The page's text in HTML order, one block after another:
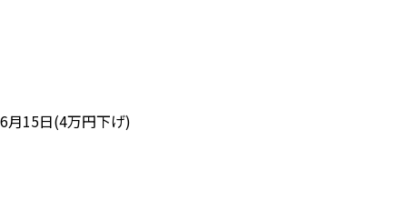
6月15日(4万円下げ)